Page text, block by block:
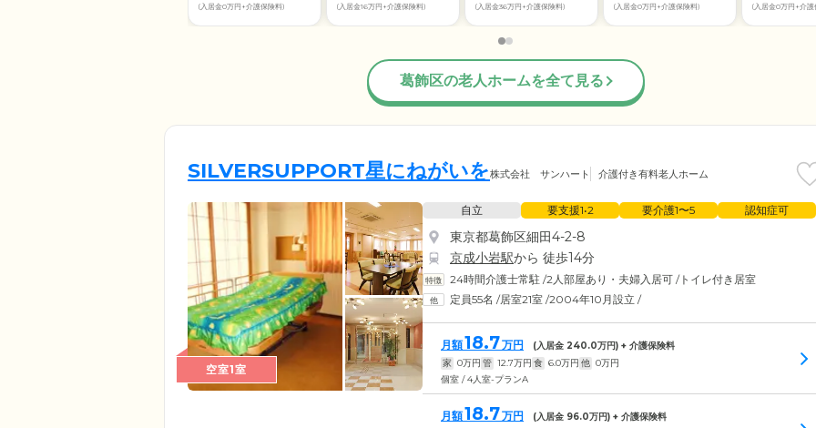
(入居金0万円+介護保険料) (入居金16万円+介護保険料) (入居金36万円+介護保険料) (入居金0万円+介護保険料) (入居金0万円+介護
葛飾区の老人ホームを全て見る
SILVERSUPPORT星にねがいを株式会社 サンハート 介護付き有料老人ホーム
空室1室
自立 要支援1•2 要介護1〜5 認知症可
東京都葛飾区細田4-2-8
京成小岩駅から 徒歩14分
24時間介護士常駐 /2人部屋あり・夫婦入居可 /トイレ付き居室
定員55名 /居室21室 /2004年10月設立 /
月額18.7万円 (入居金 240.0万円) + 介護保険料
家 0万円 管 12.7万円 食 6.0万円 他 0万円
個室 / 4人室-プランA
月額18.7万円 (入居金 96.0万円) + 介護保険料